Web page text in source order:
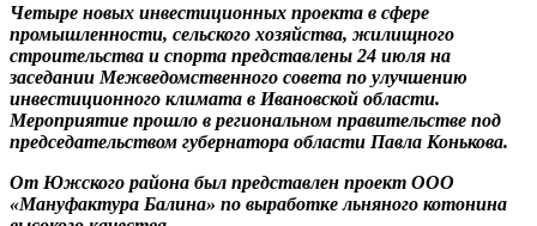
Четыре новых инвестиционных проекта в сфере
промышленности, сельского хозяйства, жилищного
строительства и спорта представлены 24 июля на
заседании Межведомственного совета по улучшению
инвестиционного климата в Ивановской области.
Мероприятие прошло в региональном правительстве под
председательством губернатора области Павла Конькова.
От Южского района был представлен проект ООО
«Мануфактура Балина» по выработке льняного котонина